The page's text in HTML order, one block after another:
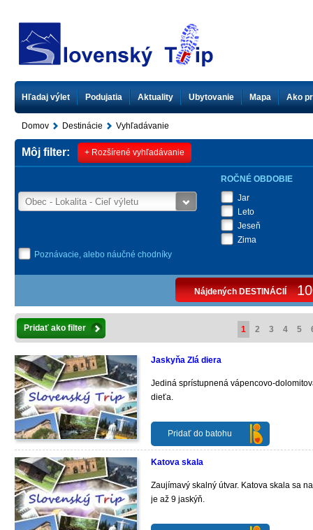
Hľadaj výlet Podujatia Aktuality Ubytovanie Mapa Ako
Domov Destinácie Vyhľadávanie
Môj filter:
Poznávacie, alebo náučné chodníky
ROČNÉ OBDOBIE
Jar
Leto
Jeseň
Zima
Nájdených DESTINÁCIÍ
+ Rozšírené vyhľadávanie
Pridať ako filter 1 2 3 4 5
Jaskyňa Zlá diera
Jediná sprístupnená vápencovo-
dieťa.
Pridať do batohu
Katova skala
Zaujímavý skalný útvar. Katova skala sa
je až 9 jaskýň.